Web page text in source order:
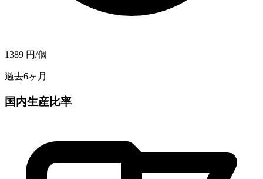
1389 円/個
過去6ヶ月
国内生産比率